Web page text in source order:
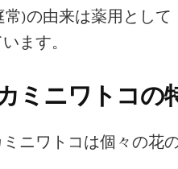
)の由来は薬用とし
ます。
ミニワトコの
ニワトコは個々の花